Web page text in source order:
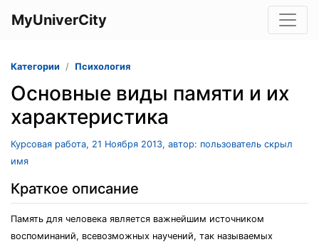
MyUniverCity
Категории Психология
Основные виды памяти и их
характеристика
Курсовая работа, 21 Ноября 2013, автор: пользователь скрыл
имя
Краткое описание
Память для человека является важнейшим источником
воспоминаний, всевозможных научений, так называемых